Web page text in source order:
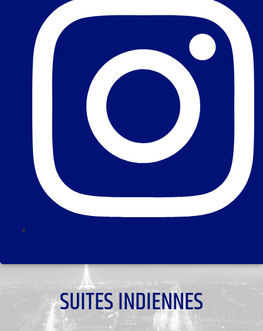
SUITES INDIENNES